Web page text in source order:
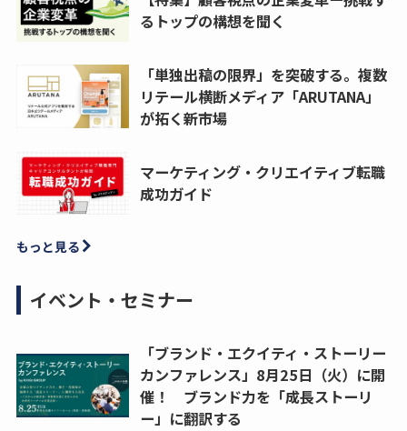
るトップの構想を聞く
「単独出稿の限界」を突破する。複数
リテール横断メディア「ARUTANA」
が拓く新市場
マーケティング・クリエイティブ転職
成功ガイド
もっと見る
イベント・セミナー
「ブランド・エクイティ・ストーリー
カンファレンス」8月25日（火）に開
催！ ブランド力を「成長ストーリ
ー」に翻訳する